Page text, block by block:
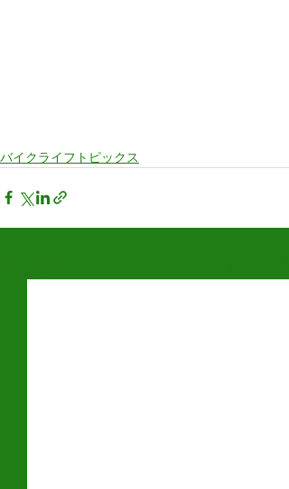
バイクライフトピックス